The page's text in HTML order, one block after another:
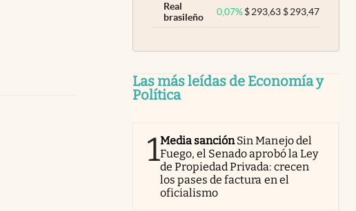
Real
brasileño
0,07% $293,63 $293,47
Las más leídas de Economía y
Política
1Media sanciónSin Manejo del
Fuego, el Senado aprobó la Ley
de Propiedad Privada: crecen
los pases de factura en el
oficialismo